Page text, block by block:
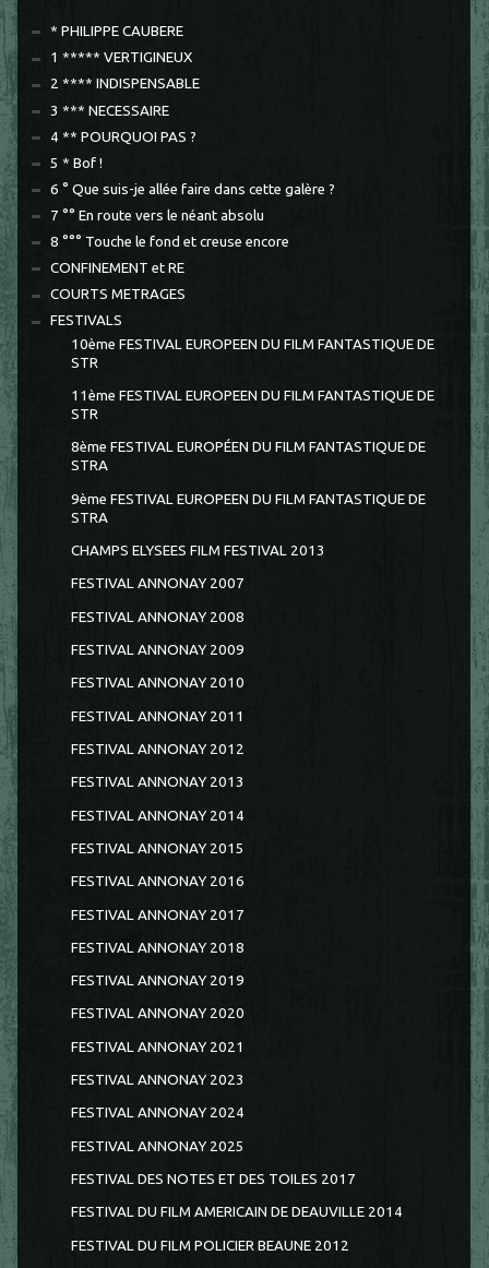
* PHILIPPE CAUBERE
1 ***** VERTIGINEUX
2 **** INDISPENSABLE
3 *** NECESSAIRE
4 ** POURQUOI PAS ?
5 * Bof !
6 ° Que suis-je allée faire dans cette galère ?
7 °° En route vers le néant absolu
8 °°° Touche le fond et creuse encore
CONFINEMENT et RE
COURTS METRAGES
FESTIVALS
10ème FESTIVAL EUROPEEN DU FILM FANTASTIQUE DE
STR
11ème FESTIVAL EUROPEEN DU FILM FANTASTIQUE DE
STR
8ème FESTIVAL EUROPÉEN DU FILM FANTASTIQUE DE
STRA
9ème FESTIVAL EUROPEEN DU FILM FANTASTIQUE DE
STRA
CHAMPS ELYSEES FILM FESTIVAL 2013
FESTIVAL ANNONAY 2007
FESTIVAL ANNONAY 2008
FESTIVAL ANNONAY 2009
FESTIVAL ANNONAY 2010
FESTIVAL ANNONAY 2011
FESTIVAL ANNONAY 2012
FESTIVAL ANNONAY 2013
FESTIVAL ANNONAY 2014
FESTIVAL ANNONAY 2015
FESTIVAL ANNONAY 2016
FESTIVAL ANNONAY 2017
FESTIVAL ANNONAY 2018
FESTIVAL ANNONAY 2019
FESTIVAL ANNONAY 2020
FESTIVAL ANNONAY 2021
FESTIVAL ANNONAY 2023
FESTIVAL ANNONAY 2024
FESTIVAL ANNONAY 2025
FESTIVAL DES NOTES ET DES TOILES 2017
FESTIVAL DU FILM AMERICAIN DE DEAUVILLE 2014
FESTIVAL DU FILM POLICIER BEAUNE 2012